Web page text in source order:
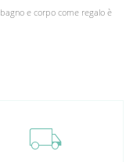
e corpo come regalo è
local_shipping